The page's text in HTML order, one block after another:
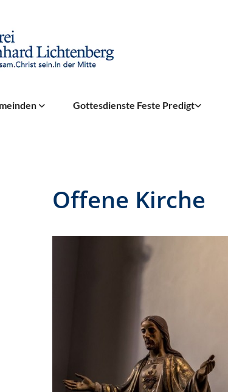
Gottesdienste Feste Predigt
Offene Kirche